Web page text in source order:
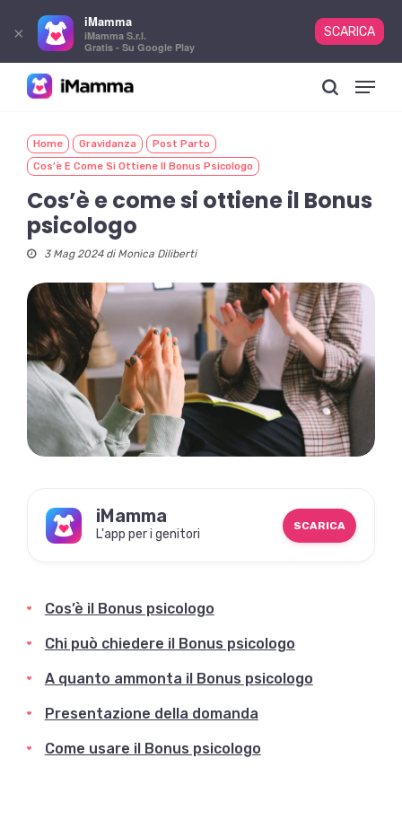
content
Menu
Home Gravidanza
Post Parto
Cos’è E Come Si Ottiene Il Bonus Psicologo
Cos’è e come si ottiene il Bonus
psicologo
3 Mag 2024 di Monica Diliberti
iMamma
L'app per i genitori
SCARICA
Cos’è il Bonus psicologo
Chi può chiedere il Bonus psicologo
A quanto ammonta il Bonus psicologo
Presentazione della domanda
Come usare il Bonus psicologo
×
iMamma
iMamma S.r.l.
Gratis - Su Google Play
SCARICA